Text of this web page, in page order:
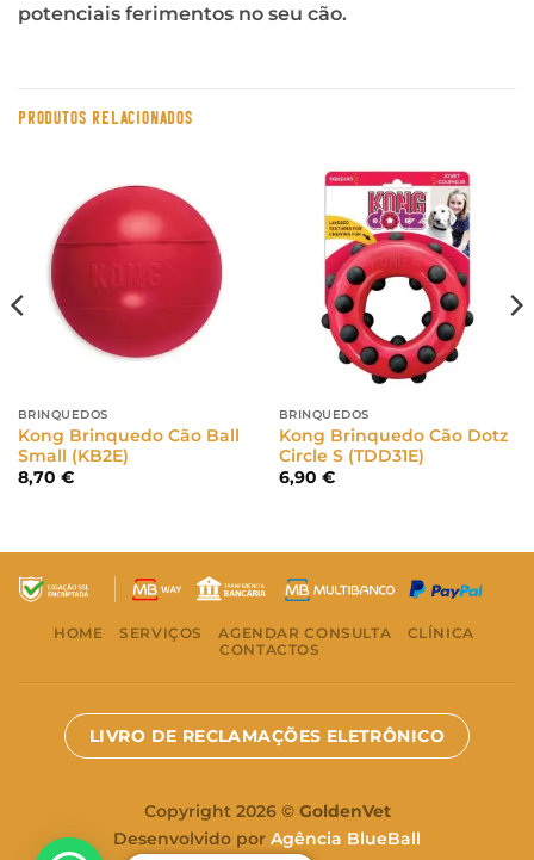
potenciais ferimentos no seu cão.
PRODUTOS RELACIONADOS
BRINQUEDOS
Kong Brinquedo Cão Ball
Small (KB2E)
8,70 €
BRINQUEDOS
Kong Brinquedo Cão Dotz
Circle S (TDD31E)
6,90 €
HOME SERVIÇOS AGENDAR CONSULTA
CLÍNICA
CONTACTOS
LIVRO DE RECLAMAÇÕES ELETRÔNICO
Copyright 2026 © GoldenVet
Desenvolvido por Agência BlueBall